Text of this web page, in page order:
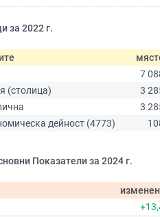
за 2022 г.
7
(столица)
3
3
дейност (4773)
Показатели за 2024 г.